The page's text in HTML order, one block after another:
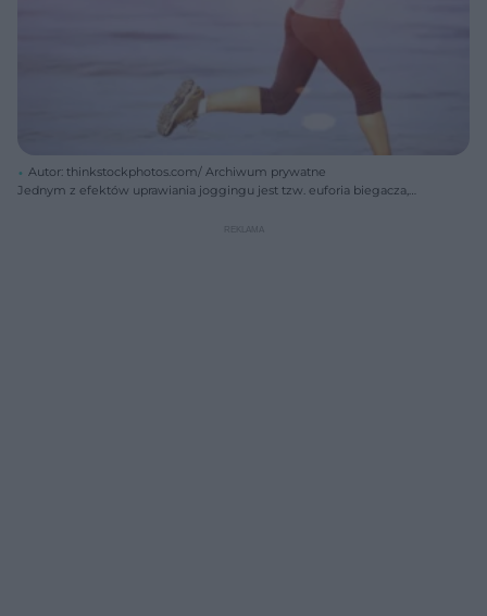
Autor: thinkstockphotos.com/ Archiwum prywatne
Jednym z efektów uprawiania joggingu jest tzw. euforia biegacza,